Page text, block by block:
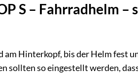
S – Fahrradhelm –
Hinterkopf, bis der Helm fest
so eingestellt werden,